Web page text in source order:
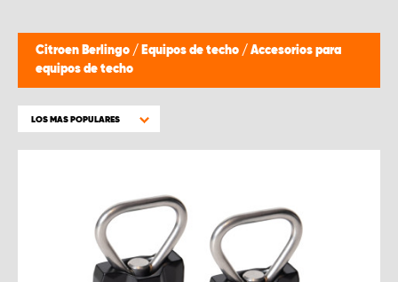
Citroen Berlingo / Equipos de techo / Accesorios para
equipos de techo
LOS MAS POPULARES